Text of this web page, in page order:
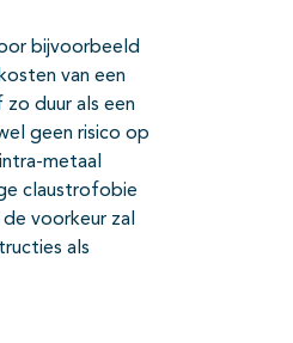
bijvoorbeeld
van een
duur als een
geen risico op
metaal
claustrofobie
voorkeur zal
als